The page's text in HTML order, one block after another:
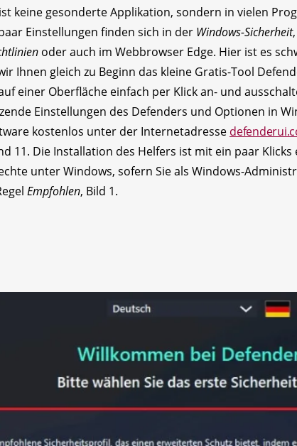
keine gesonderte Applikation, sondern in vielen
Einstellungen finden sich in der Windows-Sicherheit
oder auch im Webbrowser Edge. Hier ist es
Ihnen gleich zu Beginn das kleine Gratis-Tool
einer Oberfläche einfach per Klick an- und
Einstellungen des Defenders und Optionen in
kostenlos unter der Internetadresse
11. Die Installation des Helfers ist mit ein paar
unter Windows, sofern Sie als Windows-
Empfohlen, Bild 1.